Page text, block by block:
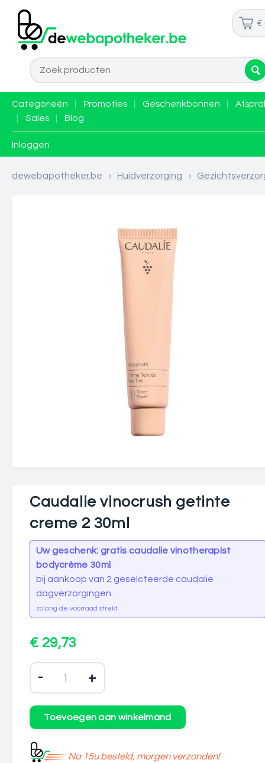
€
Categorieën Promoties Geschenkbonnen
Sales Blog
Inloggen
dewebapotheker.be > Huidverzorging >
Caudalie vinocrush getinte
creme 2 30ml
Uw geschenk: gratis caudalie vinotherapist
bodycrème 30ml
bij aankoop van 2 geselcteerde caudalie
dagverzorgingen
zolang de voorraad strekt
€ 29,73
- +
Na 15u besteld, morgen verzonden!